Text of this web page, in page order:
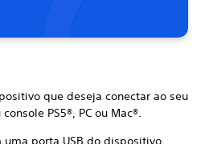
que deseja conectar ao seu
PS5®, PC ou Mac®.
porta USB do dispositivo